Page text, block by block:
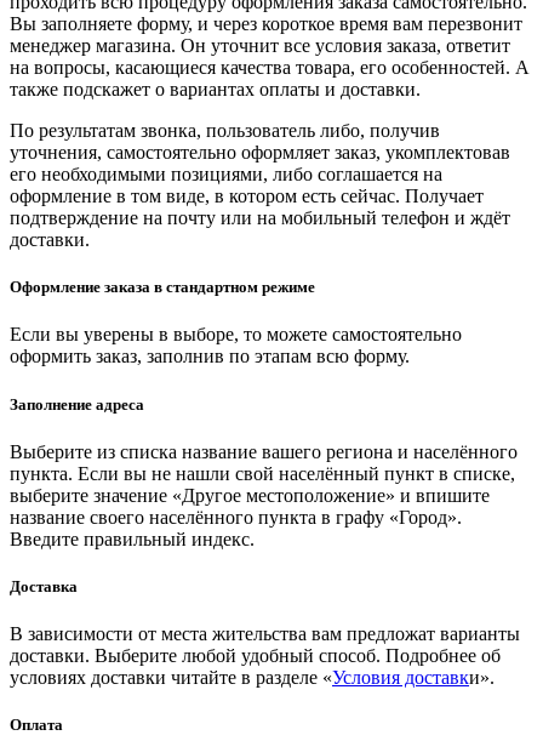
Вы заполняете форму, и через короткое время вам перезвонит
менеджер магазина. Он уточнит все условия заказа, ответит
на вопросы, касающиеся качества товара, его особенностей. А
также подскажет о вариантах оплаты и доставки.
По результатам звонка, пользователь либо, получив
уточнения, самостоятельно оформляет заказ, укомплектовав
его необходимыми позициями, либо соглашается на
оформление в том виде, в котором есть сейчас. Получает
подтверждение на почту или на мобильный телефон и ждёт
доставки.
Оформление заказа в стандартном режиме
Если вы уверены в выборе, то можете самостоятельно
оформить заказ, заполнив по этапам всю форму.
Заполнение адреса
Выберите из списка название вашего региона и населённого
пункта. Если вы не нашли свой населённый пункт в списке,
выберите значение «Другое местоположение» и впишите
название своего населённого пункта в графу «Город».
Введите правильный индекс.
Доставка
В зависимости от места жительства вам предложат варианты
доставки. Выберите любой удобный способ. Подробнее об
условиях доставки читайте в разделе «Условия доставки».
Оплата